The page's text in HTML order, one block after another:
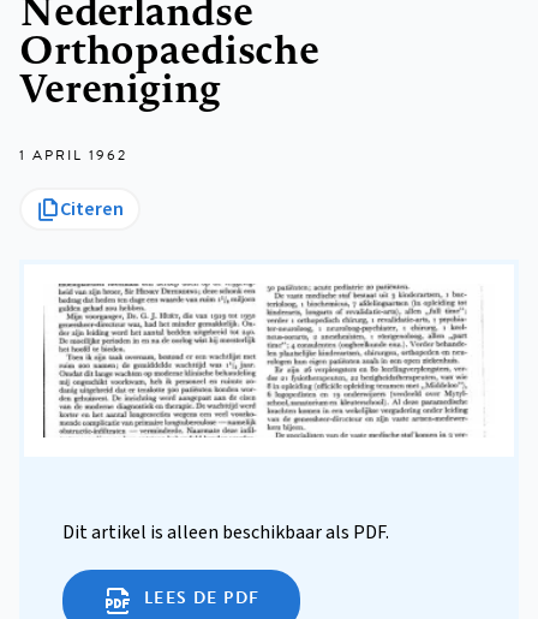
Orthopaedische
Vereniging
1 APRIL 1962
Citeren
Dit artikel is alleen beschikbaar als PDF.
LEES DE PDF